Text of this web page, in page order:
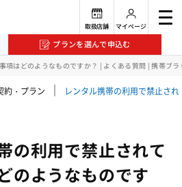
項はどのようなものですか？ | よくある質問 | 携帯
プランを選んで申込む
取扱店舗 マイページ
約・プラン ｜ レンタル携帯の利用で禁止さ
の利用で禁止されて
のようなものです